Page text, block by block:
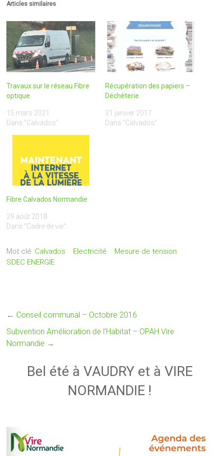
Articles similaires
Travaux sur le réseau Fibre
optique
15 mars 2021
Dans "Calvados"
Récupération des papiers –
Déchèterie
31 janvier 2017
Dans "Calvados"
Fibre Calvados Normandie
29 août 2018
Dans "Cadre de vie"
Mot clé :Calvados Electricité
Mesure de tension
SDEC ENERGIE
← Conseil communal – Octobre 2016
Subvention Amélioration de l’Habitat – OPAH Vire
Normandie →
Bel été à VAUDRY et à VIRE
NORMANDIE !